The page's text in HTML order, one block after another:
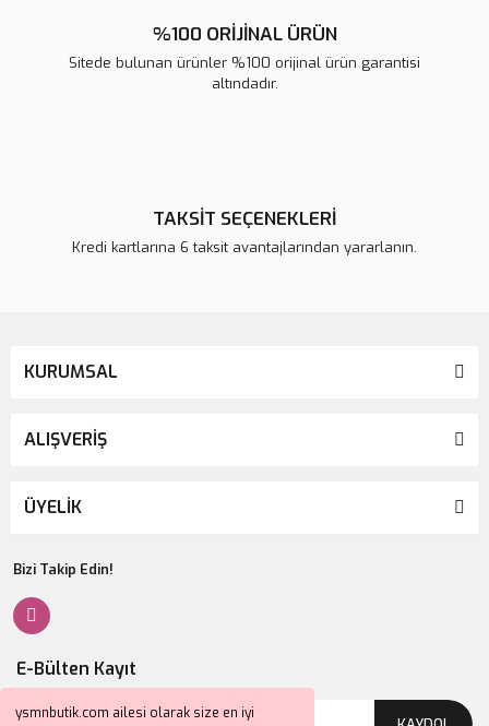
ysmnbutik.com ailesi olarak size en iyi
%100 ORİJİNAL ÜRÜN
Sitede bulunan ürünler %100 orijinal ürün garantisi
altındadır.
TAKSİT SEÇENEKLERİ
Kredi kartlarına 6 taksit avantajlarından yararlanın.
KURUMSAL
ALIŞVERİŞ
ÜYELİK
Bizi Takip Edin!
E-Bülten Kayıt